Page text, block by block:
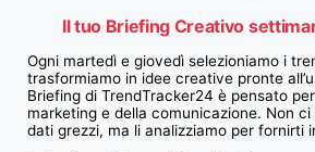
Il tuo Briefing Creativo
Ogni martedì e giovedì selezioniamo i
trasformiamo in idee creative pronte
Briefing di TrendTracker24 è pensato
marketing e della comunicazione. Non
dati grezzi, ma li analizziamo per fornirti